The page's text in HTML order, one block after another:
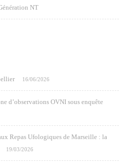
NT
16/06/2026
d’observations OVNI sous enquête
Repas Ufologiques de Marseille : la
19/03/2026